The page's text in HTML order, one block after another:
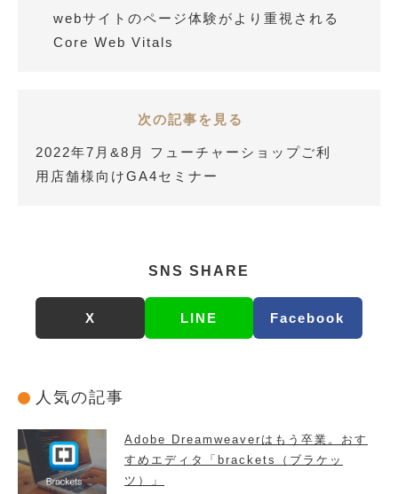
webサイトのページ体験がより重視される
Core Web Vitals
次の記事を見る
2022年7月&8月 フューチャーショップご利
用店舗様向けGA4セミナー
SNS SHARE
X LINE Facebook
人気の記事
Adobe Dreamweaverはもう卒業。おす
すめエディタ「brackets（ブラケッ
ツ）」